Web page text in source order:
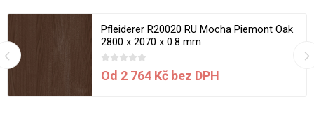
Pfleiderer R20020 RU Mocha Piemont Oak
2800 x 2070 x 0.8 mm
Od 2 764 Kč bez DPH